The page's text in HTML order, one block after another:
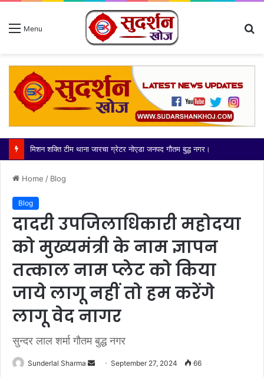
Menu
Home / Blog
Blog
दादरी उपजिलाधिकारी महोदया
को मुख्यमंत्री के नाम ज्ञापन
तत्काल नाम प्लेट को किया
जाये लागू नहीं तो हम करेंगे
लागू वेद नागर
सुन्दर लाल शर्मा गौतम बुद्ध नगर
Sunderlal Sharma
SendSeptember 27, 2024 66